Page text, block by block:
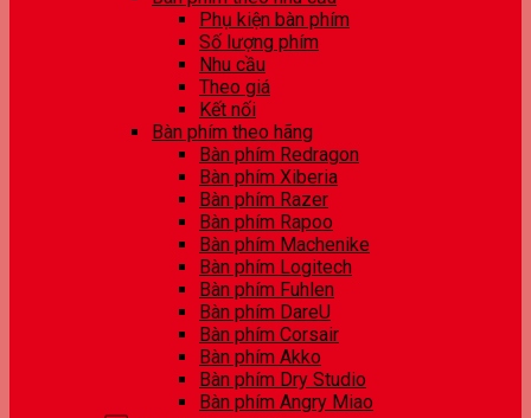
Phụ kiện bàn phím
Số lượng phím
Nhu cầu
Theo giá
Kết nối
Bàn phím theo hãng
Bàn phím Redragon
Bàn phím Xiberia
Bàn phím Razer
Bàn phím Rapoo
Bàn phím Machenike
Bàn phím Logitech
Bàn phím Fuhlen
Bàn phím DareU
Bàn phím Corsair
Bàn phím Akko
Bàn phím Dry Studio
Bàn phím Angry Miao